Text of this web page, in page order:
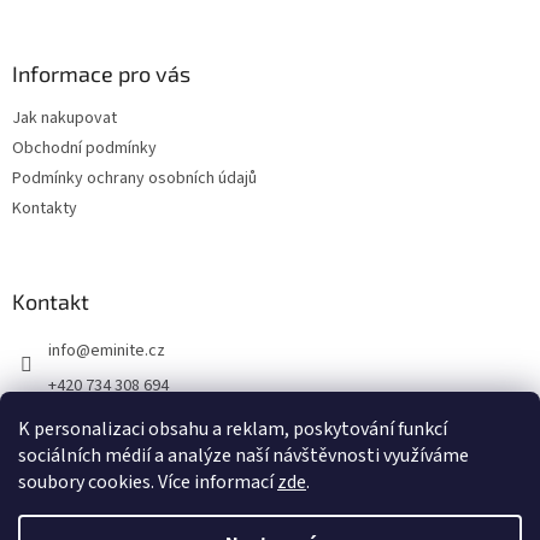
K personalizaci obsahu a reklam, poskytování funkcí
sociálních médií a analýze naší návštěvnosti využíváme
soubory cookies. Více informacízde.
Informace pro vás
Jak nakupovat
Obchodní podmínky
Podmínky ochrany osobních údajů
Kontakty
Kontakt
info@eminite.cz
+420 734 308 694
Eminite.cz